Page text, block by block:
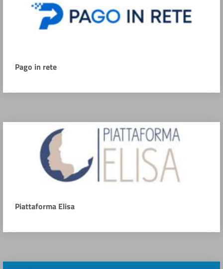
Pago in rete
Piattaforma Elisa